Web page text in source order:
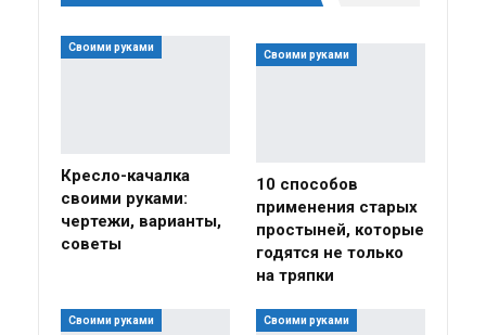
Своими руками
Кресло-качалка
своими руками:
чертежи, варианты,
советы
Своими руками
10 способов
применения старых
простыней, которые
годятся не только
на тряпки
Своими руками Своими руками